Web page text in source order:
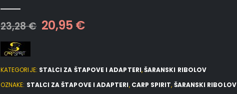
23,28€ 20,95 €
KATEGORIJE: STALCI ZA ŠTAPOVE I ADAPTERI,ŠARANSKI RIBOLOV
OZNAKE: STALCI ZA ŠTAPOVE I ADAPTERI, CARP SPIRIT, ŠARANSKI RIBOLOV